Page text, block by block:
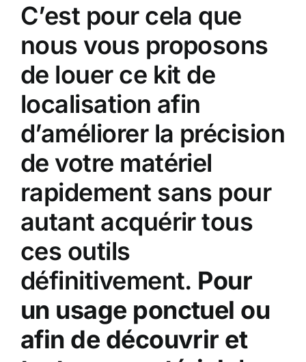
C’est pour cela que
nous vous proposons
de louer ce kit de
localisation afin
d’améliorer la précision
de votre matériel
rapidement sans pour
autant acquérir tous
ces outils
définitivement. Pour
un usage ponctuel ou
afin de découvrir et